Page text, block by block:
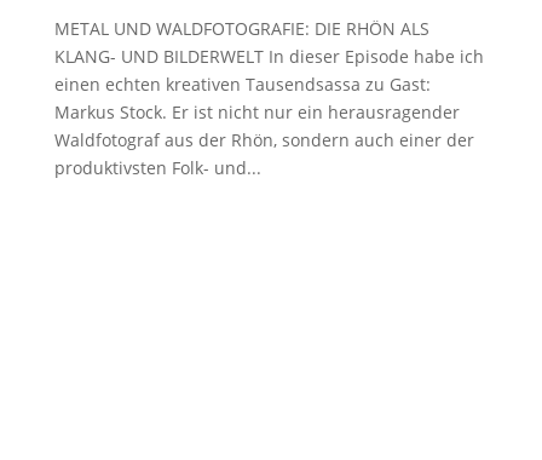
METAL UND WALDFOTOGRAFIE: DIE RHÖN ALS
KLANG- UND BILDERWELT In dieser Episode habe ich
einen echten kreativen Tausendsassa zu Gast:
Markus Stock. Er ist nicht nur ein herausragender
Waldfotograf aus der Rhön, sondern auch einer der
produktivsten Folk- und...